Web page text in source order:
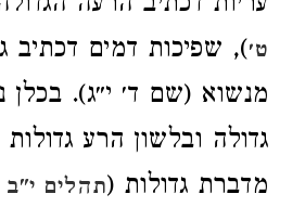
ט׳), שפיכות דמים דכתיב
מנשוא (שם ד׳ י״ג). בכלן
גדולה ובלשון הרע
מדברת גדולות (תהלים י"ב